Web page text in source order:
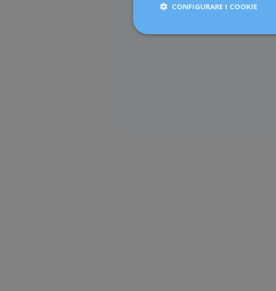
CONFIGURARE I COOKIE